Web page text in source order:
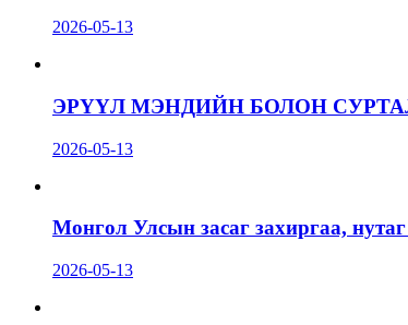
2026-05-13
ЭРҮҮЛ МЭНДИЙН БОЛОН
2026-05-13
Монгол Улсын засаг захиргаа,
2026-05-13